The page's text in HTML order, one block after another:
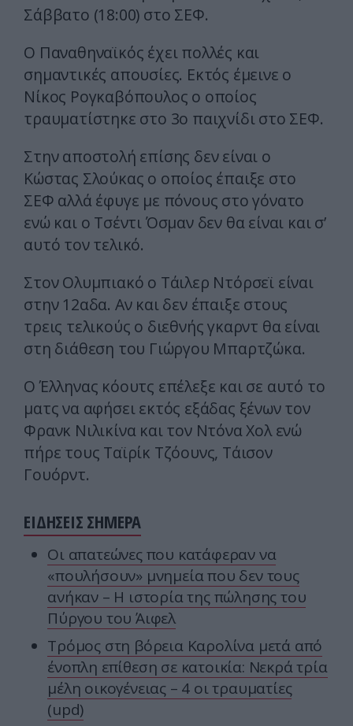
Σάββατο (18:00) στο ΣΕΦ.
Ο Παναθηναϊκός έχει πολλές και
σημαντικές απουσίες. Εκτός έμεινε ο
Νίκος Ρογκαβόπουλος ο οποίος
τραυματίστηκε στο 3ο παιχνίδι στο ΣΕΦ.
Στην αποστολή επίσης δεν είναι ο
Κώστας Σλούκας ο οποίος έπαιξε στο
ΣΕΦ αλλά έφυγε με πόνους στο γόνατο
ενώ και ο Τσέντι Όσμαν δεν θα είναι και σ’
αυτό τον τελικό.
Στον Ολυμπιακό ο Τάιλερ Ντόρσεϊ είναι
στην 12αδα. Αν και δεν έπαιξε στους
τρεις τελικούς ο διεθνής γκαρντ θα είναι
στη διάθεση του Γιώργου Μπαρτζώκα.
Ο Έλληνας κόουτς επέλεξε και σε αυτό το
ματς να αφήσει εκτός εξάδας ξένων τον
Φρανκ Νιλικίνα και τον Ντόνα Χολ ενώ
πήρε τους Ταϊρίκ Τζόουνς, Τάισον
Γουόρντ.
ΕΙΔΗΣΕΙΣ ΣΗΜΕΡΑ
Οι απατεώνες που κατάφεραν να
«πουλήσουν» μνημεία που δεν τους
ανήκαν – Η ιστορία της πώλησης του
Πύργου του Άιφελ
Τρόμος στη βόρεια Καρολίνα μετά από
ένοπλη επίθεση σε κατοικία: Νεκρά τρία
μέλη οικογένειας – 4 οι τραυματίες
(upd)